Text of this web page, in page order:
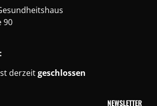
90
derzeitgeschlossen
NEWSLETTER